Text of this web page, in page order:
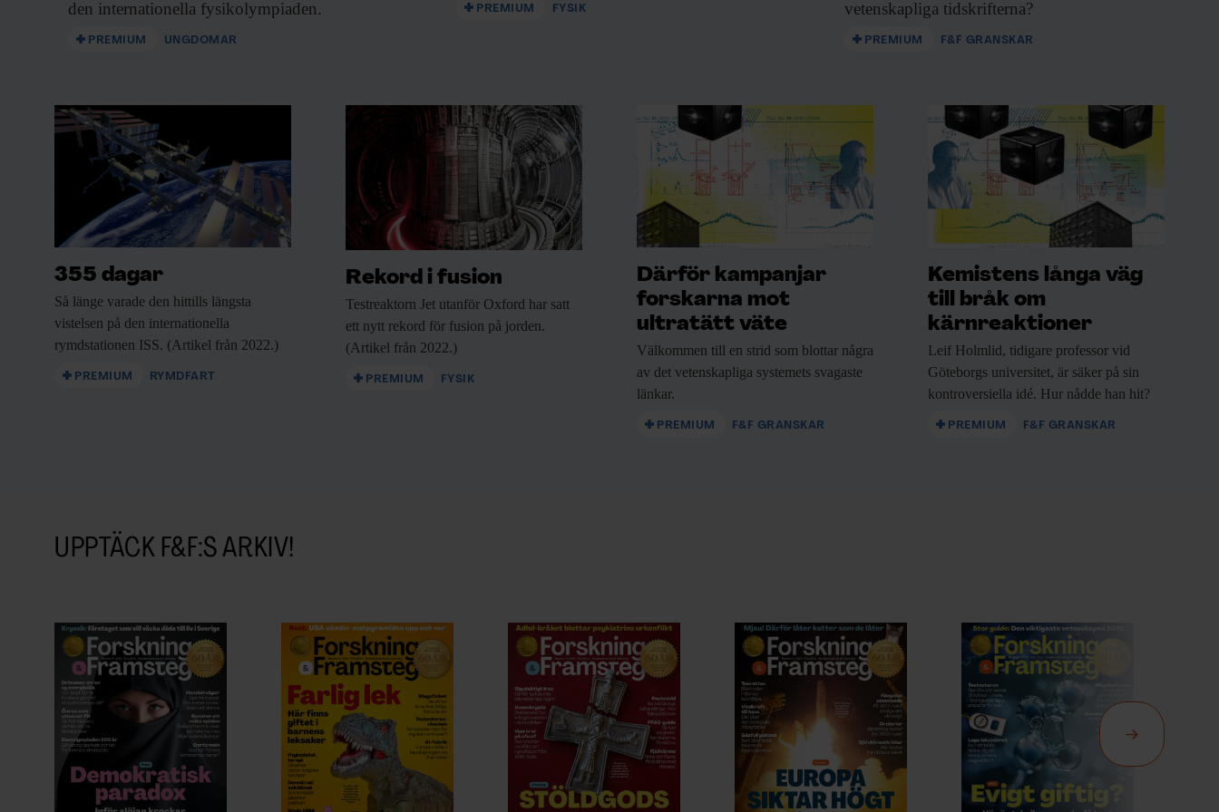
Prenumerera på Forskning &
Framsteg!
Inlogg tillfof.seoch app • E-tidning
• Nyhetsbrev •
Rabatt på våra evenemang
den internationella fysikolympiaden.
PREMIUM UNGDOMAR
PREMIUM FYSIK
vetenskapliga tidskrifterna?
PREMIUM F&F GRANSKAR
355 dagar
Så länge varade den hittills längsta
vistelsen på den internationella
rymdstationen ISS. (Artikel från 2022.)
PREMIUM RYMDFART
Rekord i fusion
Testreaktorn Jet utanför Oxford har satt
ett nytt rekord för fusion på jorden.
(Artikel från 2022.)
PREMIUM FYSIK
Därför kampanjar
forskarna mot
ultratätt väte
Välkommen till en strid som blottar några
av det vetenskapliga systemets svagaste
länkar.
PREMIUM F&F GRANSKAR
Kemistens långa väg
till bråk om
kärnreaktioner
Leif Holmlid, tidigare professor vid
Göteborgs universitet, är säker på sin
kontroversiella idé. Hur nådde han hit?
PREMIUM F&F GRANSKAR
UPPTÄCK F&F:S ARKIV!